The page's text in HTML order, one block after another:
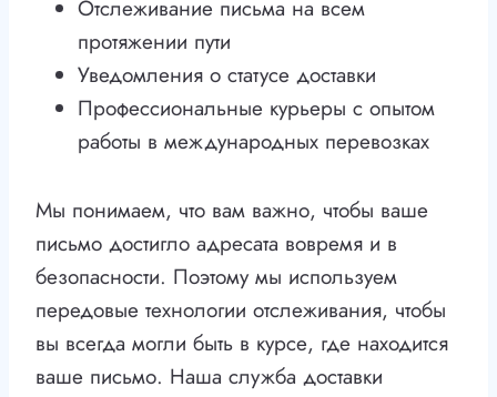
Отслеживание письма на всем
протяжении пути
Уведомления о статусе доставки
Профессиональные курьеры с опытом
работы в международных перевозках
Мы понимаем, что вам важно, чтобы ваше
письмо достигло адресата вовремя и в
безопасности. Поэтому мы используем
передовые технологии отслеживания, чтобы
вы всегда могли быть в курсе, где находится
ваше письмо. Наша служба доставки